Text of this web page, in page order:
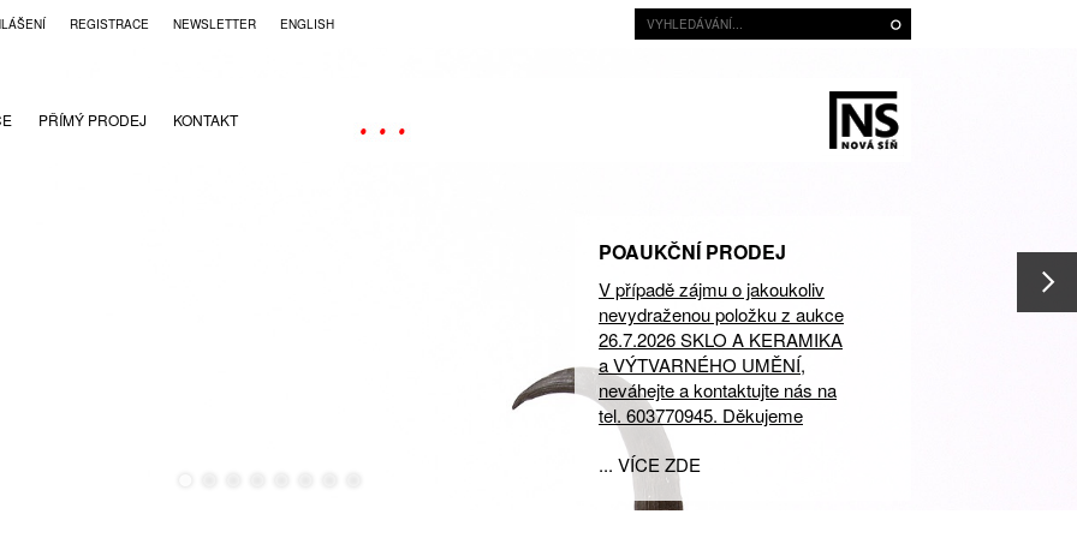
REGISTRACE NEWSLETTER ENGLISH
PŘÍMÝ PRODEJ KONTAKT
POAUKČNÍ PRODEJ
V případě zájmu o jakoukoliv
nevydraženou položku z aukce
26.7.2026 SKLO A KERAMIKA
a VÝTVARNÉHO UMĚNÍ,
neváhejte a kontaktujte nás na
tel. 603770945. Děkujeme
... VÍCE ZDE